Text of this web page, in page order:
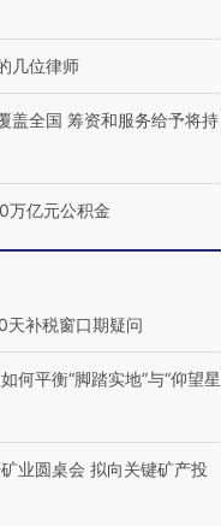
几位律师
盖全国 筹资和服务给予将持
万亿元公积金
天补税窗口期疑问
何平衡“脚踏实地”与“仰望星
业圆桌会 拟向关键矿产投